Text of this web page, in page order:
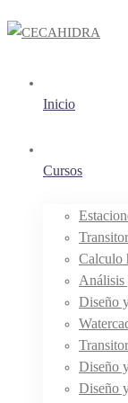
Inicio
Cursos
Calculo
Análisis
Diseño
Diseño
Diseño